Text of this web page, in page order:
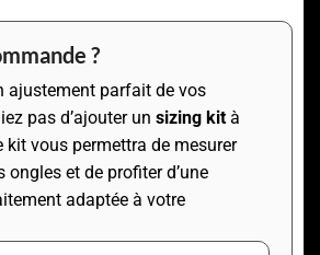
?
ajustement parfait de vos
pas d’ajouter un sizing kit à
kit vous permettra de mesurer
ongles et de profiter d’une
adaptée à votre